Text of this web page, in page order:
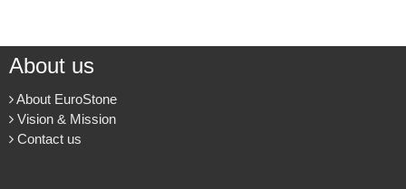
About us
About EuroStone
Vision & Mission
Contact us